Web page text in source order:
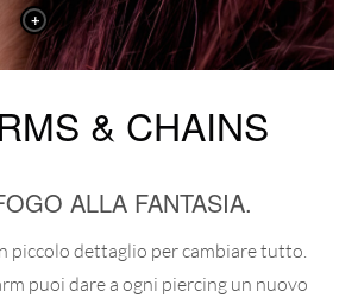
+
& CHAINS
ALLA FANTASIA.
piccolo dettaglio per cambiare tutto.
puoi dare a ogni piercing un nuovo